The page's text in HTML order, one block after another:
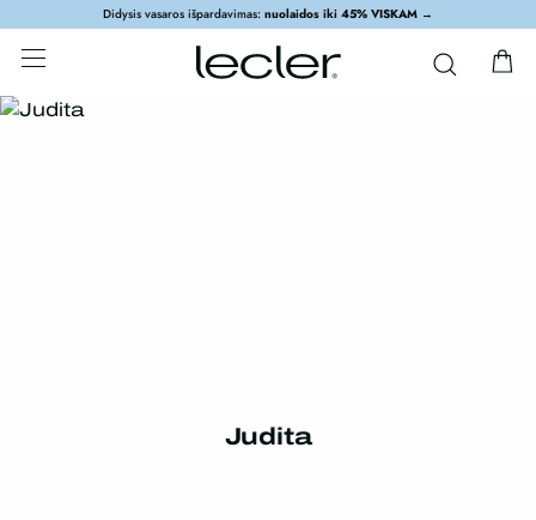
Didysis vasaros išpardavimas: nuolaidos iki 45% VISKAM →
Judita